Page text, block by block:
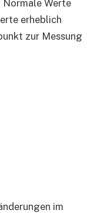
Normale Werte
erheblich
zur Messung
im